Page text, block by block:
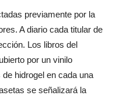
previamente por la
A diario cada titular de
Los libros del
por un vinilo
hidrogel en cada una
se señalizará la